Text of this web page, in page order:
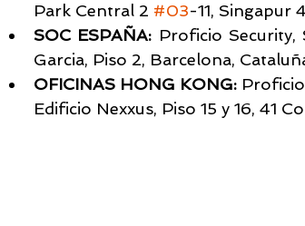
Park Central 2 #03-11, Singapur
SOC ESPAÑA: Proficio Security,
Garcia, Piso 2, Barcelona,
OFICINAS HONG KONG:
Edificio Nexxus, Piso 15 y 16, 41